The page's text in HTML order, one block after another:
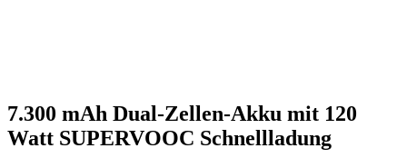
7.300 mAh Dual-Zellen-Akku mit 120
Watt SUPERVOOC Schnellladung